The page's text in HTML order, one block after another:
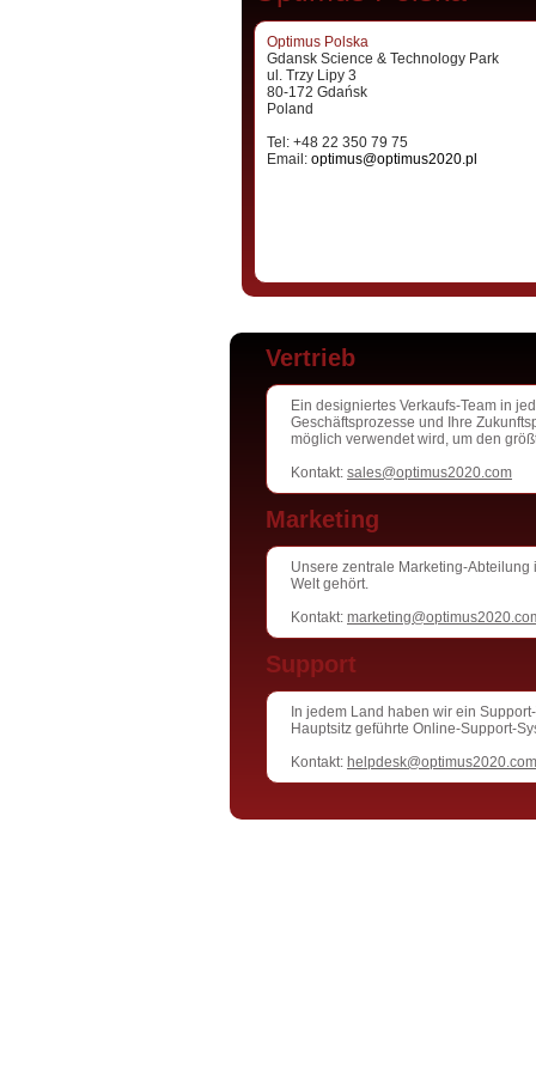
Optimus Polska
Gdansk Science & Technology Park
ul. Trzy Lipy 3
80-172 Gdańsk
Poland
Tel: +48 22 350 79 75
Email: optimus@optimus2020.pl
Vertrieb
Ein designiertes Verkaufs-Team in
Geschäftsprozesse und Ihre
möglich verwendet wird, um den
Kontakt: sales@optimus2020.com
Marketing
Unsere zentrale Marketing-
Welt gehört.
Kontakt:
Support
In jedem Land haben wir ein
Hauptsitz geführte Online-Support-
Kontakt: helpdesk@optimus2020.com